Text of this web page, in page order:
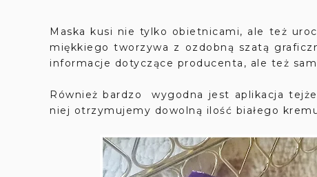
Maska kusi nie tylko obietnicami, ale też
miękkiego tworzywa z ozdobną szatą
informacje dotyczące producenta, ale też
Również bardzo wygodna jest aplikacja
niej otrzymujemy dowolną ilość białego